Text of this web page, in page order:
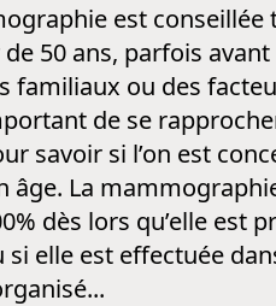
est conseillée
50 ans, parfois
familiaux ou des
de se
savoir si l’on est
âge. La
dès lors qu’elle est
si elle est effectuée